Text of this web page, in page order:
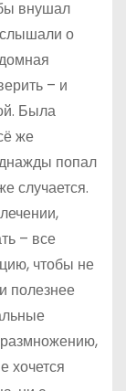
внушал
о
– и
Была
же
попал
случается.
– все
чтобы не
полезнее
хочется